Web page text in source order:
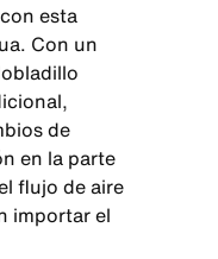
esta
Con un
de
en la parte
flujo de aire
importar el